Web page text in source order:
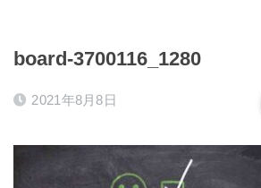
board-3700116_1280
2021年8月8日